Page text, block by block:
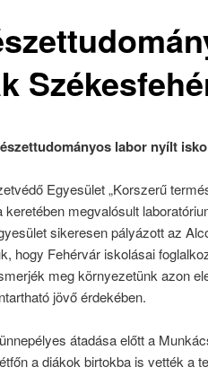
labor nyílt
Egyesület „Korszerű
megvalósult
sikeresen pályázott az
hogy Fehérvár iskolásai
meg környezetünk azon
jövő érdekében.
átadása előtt a
a diákok birtokba is vették a